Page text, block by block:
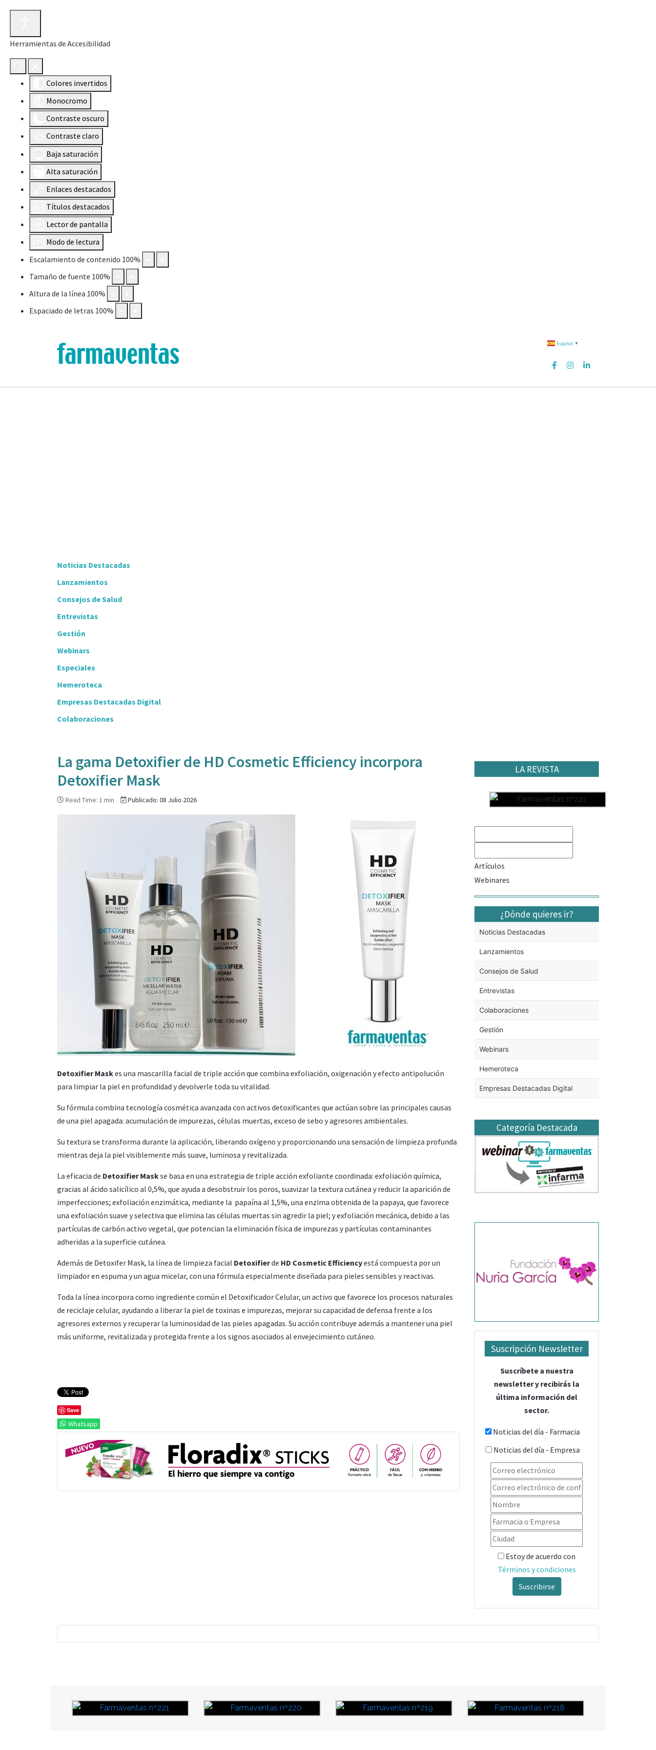
Herramientas de Accesibilidad
Colores invertidos
Monocromo
Contraste oscuro
Contraste claro
Baja saturación
Alta saturación
Enlaces destacados
Títulos destacados
Lector de pantalla
Modo de lectura
Escalamiento de contenido 100%
Tamaño de fuente 100%
Altura de la línea 100%
Espaciado de letras 100%
Español ▼
Noticias Destacadas
Lanzamientos
Consejos de Salud
Entrevistas
Gestión
Webinars
Especiales
Hemeroteca
Empresas Destacadas Digital
Colaboraciones
La gama Detoxifier de HD Cosmetic Efficiency incorpora
Detoxifier Mask
Read Time: 1 min Publicado: 08 Julio 2026
Detoxifier Maskes una mascarilla facial de triple acción que combina exfoliación, oxigenación y efecto antipolución
para limpiar la piel en profundidad y devolverle toda su vitalidad.
Su fórmula combina tecnología cosmética avanzada con activos detoxificantes que actúan sobre las principales causas
de una piel apagada: acumulación de impurezas, células muertas, exceso de sebo y agresores ambientales.
Su textura se transforma durante la aplicación, liberando oxígeno y proporcionando una sensación de limpieza profunda
mientras deja la piel visiblemente más suave, luminosa y revitalizada.
La eficacia de Detoxifier Maskse basa en una estrategia de triple acción exfoliante coordinada: exfoliación química,
gracias al ácido salicílico al 0,5%, que ayuda a desobstruir los poros, suavizar la textura cutánea y reducir la aparición de
imperfecciones; exfoliación enzimática, mediante la papaína al 1,5%, una enzima obtenida de la papaya, que favorece
una exfoliación suave y selectiva que elimina las células muertas sin agredir la piel; y exfoliación mecánica, debido a las
partículas de carbón activo vegetal, que potencian la eliminación física de impurezas y partículas contaminantes
adheridas a la superficie cutánea.
Además de Detoxifer Mask, la línea de limpieza facial Detoxifierde HD Cosmetic Efficiencyestá compuesta por un
limpiador en espuma y un agua micelar, con una fórmula especialmente diseñada para pieles sensibles y reactivas.
Toda la línea incorpora como ingrediente común el Detoxificador Celular, un activo que favorece los procesos naturales
de reciclaje celular, ayudando a liberar la piel de toxinas e impurezas, mejorar su capacidad de defensa frente a los
agresores externos y recuperar la luminosidad de las pieles apagadas. Su acción contribuye además a mantener una piel
más uniforme, revitalizada y protegida frente a los signos asociados al envejecimiento cutáneo.
Save
Whatsapp
LA REVISTA
Artículos
Webinares
¿Dónde quieres ir?
Noticias Destacadas
Lanzamientos
Consejos de Salud
Entrevistas
Colaboraciones
Gestión
Webinars
Hemeroteca
Empresas Destacadas Digital
Categoría Destacada
Suscripción Newsletter
Suscríbete a nuestra
newsletter y recibirás la
última información del
sector.
Noticias del día - Farmacia
Noticias del día - Empresa
Estoy de acuerdo con
Términos y condiciones
Suscribirse